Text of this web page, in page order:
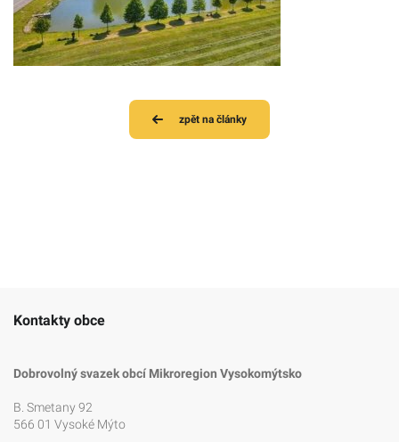
zpět na články
Kontakty obce
Dobrovolný svazek obcí Mikroregion Vysokomýtsko
B. Smetany 92
566 01 Vysoké Mýto